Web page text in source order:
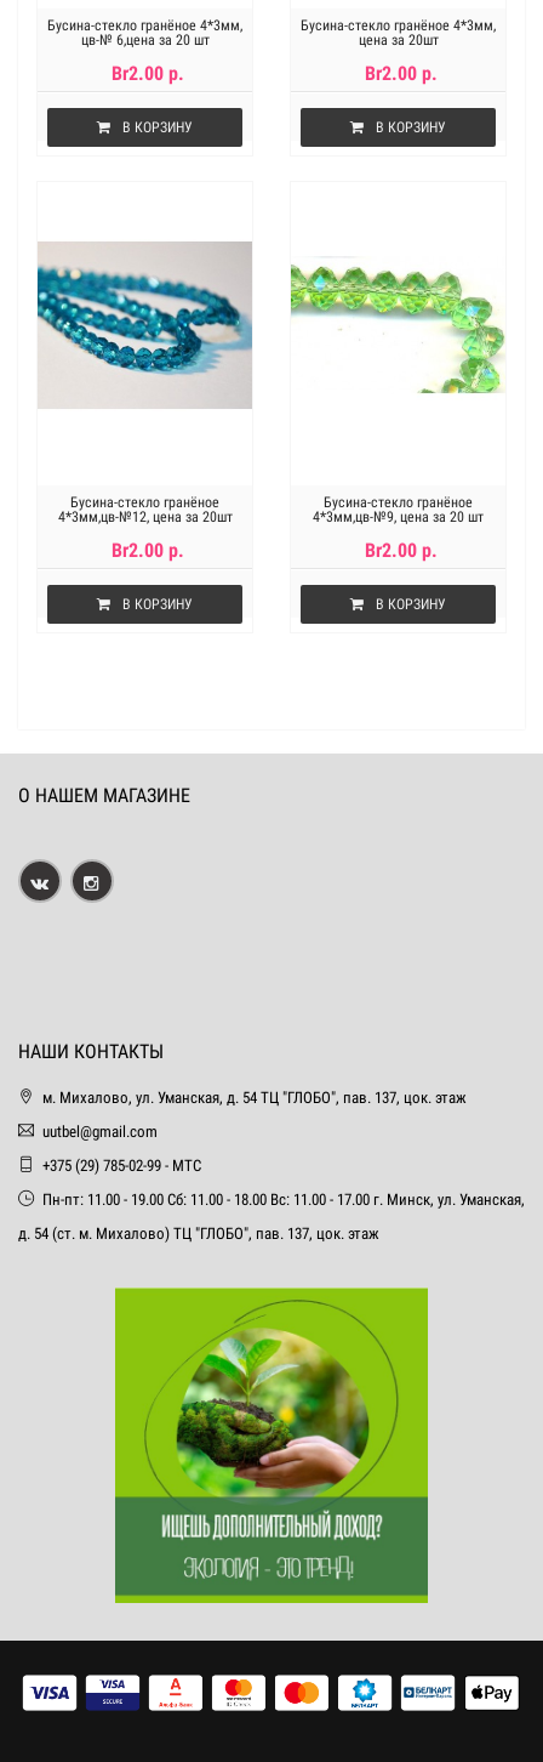
Бусина-стекло гранёное 4*3мм,
цв-№ 6,цена за 20 шт
Br2.00 р.
В КОРЗИНУ
Бусина-стекло гранёное 4*3мм,
цена за 20шт
Br2.00 р.
В КОРЗИНУ
Бусина-стекло гранёное
4*3мм,цв-№12, цена за 20шт
Br2.00 р.
В КОРЗИНУ
Бусина-стекло гранёное
4*3мм,цв-№9, цена за 20 шт
Br2.00 р.
В КОРЗИНУ
О НАШЕМ МАГАЗИНЕ
НАШИ КОНТАКТЫ
м. Михалово, ул. Уманская, д. 54 ТЦ "ГЛОБО", пав. 137, цок. этаж
uutbel@gmail.com
+375 (29) 785-02-99 - МТС
Пн-пт: 11.00 - 19.00 Сб: 11.00 - 18.00 Вс: 11.00 - 17.00 г. Минск, ул. Уманская,
д. 54 (ст. м. Михалово) ТЦ "ГЛОБО", пав. 137, цок. этаж